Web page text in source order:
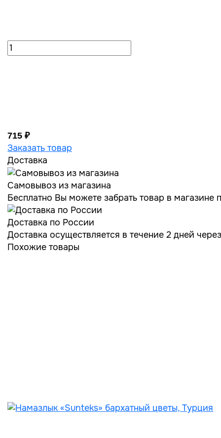
715 ₽
Заказать товар
Доставка
Самовывоз из магазина
Бесплатно Вы можете забрать товар в
Доставка по России
Доставка осуществляется в течение 2 дней
Похожие товары